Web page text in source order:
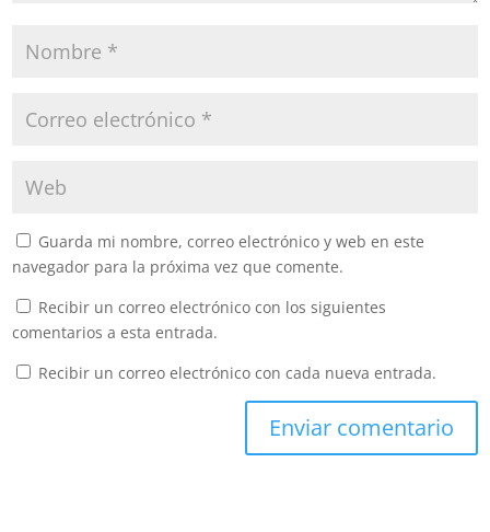
Guarda mi nombre, correo electrónico y web en este
navegador para la próxima vez que comente.
Recibir un correo electrónico con los siguientes
comentarios a esta entrada.
Recibir un correo electrónico con cada nueva entrada.